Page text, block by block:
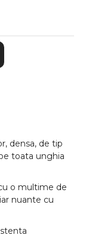
densa, de tip
toata unghia
o multime de
nuante cu